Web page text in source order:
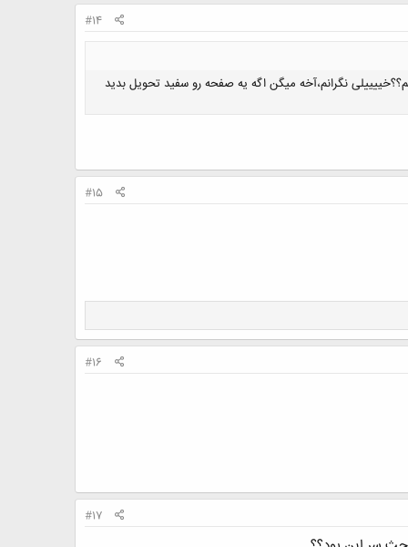
#14
نگرانم،آخه میگن اگه یه صفحه رو سفید تحویل بدید
#15
#16
#17